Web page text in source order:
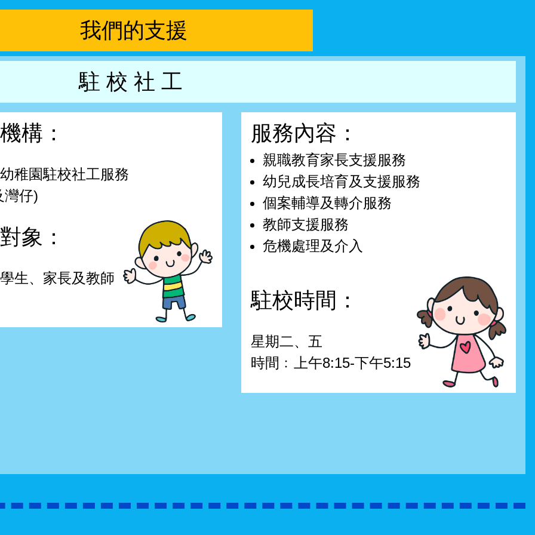
我們的支援
駐校社工
構：
稚園駐校社工服務
灣仔)
象：
生、家長及教師
服務內容：
親職教育家長支援服務
幼兒成長培育及支援服務
個案輔導及轉介服務
教師支援服務
危機處理及介入
駐校時間：
星期二、五
時間﹕上午8:15-下午5:15